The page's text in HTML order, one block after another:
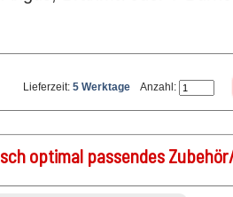
Lieferzeit: 5 Werktage Anzahl:
optimal passendes